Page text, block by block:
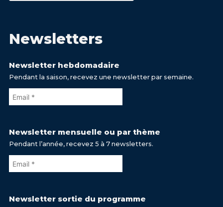
Newsletters
Newsletter hebdomadaire
Pendant la saison, recevez une newsletter par semaine.
Newsletter mensuelle ou par thème
Pendant l’année, recevez 5 à 7 newsletters.
Newsletter sortie du programme